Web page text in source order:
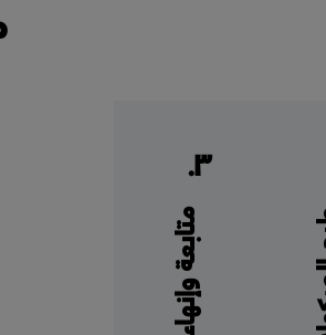
٣.